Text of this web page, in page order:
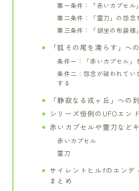
第一条件：「赤いカプセル
第二条件：「霊刀」の怨念
第三条件：「胡坐の布袋様
「狐その尾を濡らす」へ
条件一：「赤いカプセル」
条件二：怨念が祓われてい
する
「静寂なる戎ヶ丘」への
シリーズ恒例のUFOエン
赤いカプセルや霊刀など
赤いカプセル
霊刀
サイレントヒルfのエンデ
まとめ